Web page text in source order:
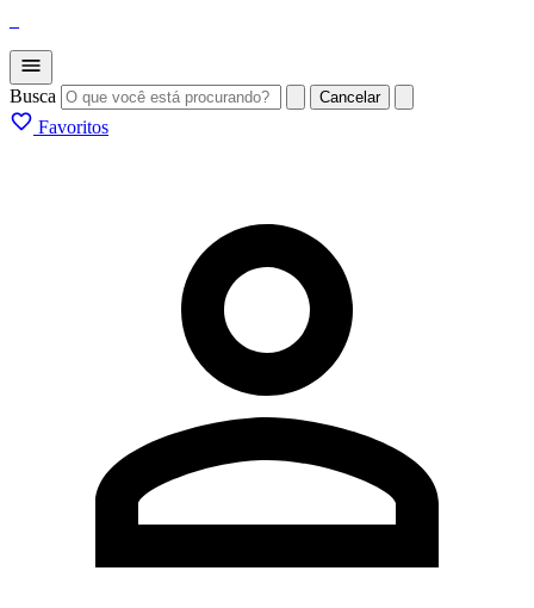
Busca Cancelar
Favoritos